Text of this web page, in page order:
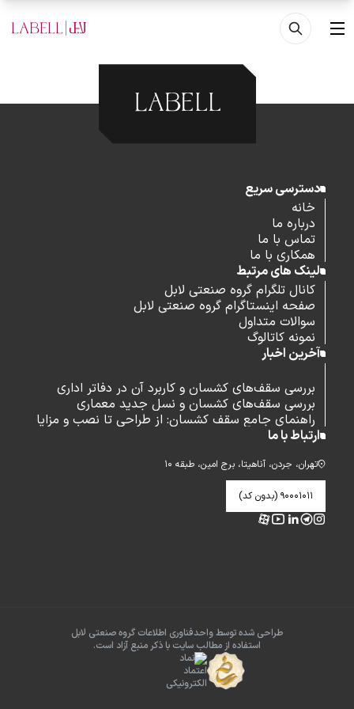
رفتن به محتوای اصلی
منو
دسترسی سریع
خانه
درباره ما
تماس با ما
همکاری با ما
لینک های مرتبط
کانال تلگرام گروه صنعتی لابل
صفحه اینستاگرام گروه صنعتی لابل
سوالات متداول
نمونه کاتالوگ
آخرین اخبار
بررسی سقف‌های کشسان و کاربرد آن در دفاتر اداری
بررسی سقف‌های کشسان و نسل جدید معماری
راهنمای جامع سقف کشسان: از طراحی تا نصب و مزایا
ارتباط با ما
تهران، جردن، آناهیتا، برج امین، طبقه ۱۰
۹۰۰۰۱۰۱۱ (بدون کد)
طراحی شده توسط واحدفناوری اطلاعات گروه صنعتی لابل
استفاده از مطالب سایت با ذکر منبع آزاد است.